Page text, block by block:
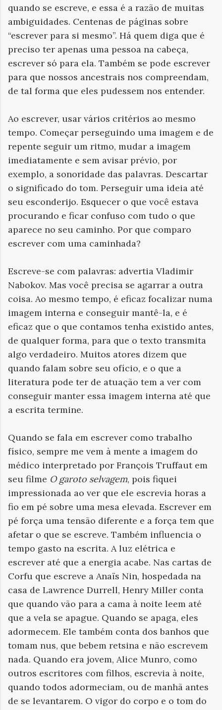
quando se escreve, e essa é a razão de muitas
ambiguidades. Centenas de páginas sobre
“escrever para si mesmo”. Há quem diga que é
preciso ter apenas uma pessoa na cabeça,
escrever só para ela. Também se pode escrever
para que nossos ancestrais nos compreendam,
de tal forma que eles pudessem nos entender.
Ao escrever, usar vários critérios ao mesmo
tempo. Começar perseguindo uma imagem e de
repente seguir um ritmo, mudar a imagem
imediatamente e sem avisar prévio, por
exemplo, a sonoridade das palavras. Descartar
o significado do tom. Perseguir uma ideia até
seu esconderijo. Esquecer o que você estava
procurando e ficar confuso com tudo o que
aparece no seu caminho. Por que comparo
escrever com uma caminhada?
Escreve-se com palavras: advertia Vladimir
Nabokov. Mas você precisa se agarrar a outra
coisa. Ao mesmo tempo, é eficaz focalizar numa
imagem interna e conseguir mantê-la, e é
eficaz que o que contamos tenha existido antes,
de qualquer forma, para que o texto transmita
algo verdadeiro. Muitos atores dizem que
quando falam sobre seu ofício, e o que a
literatura pode ter de atuação tem a ver com
conseguir manter essa imagem interna até que
a escrita termine.
Quando se fala em escrever como trabalho
físico, sempre me vem à mente a imagem do
médico interpretado por François Truffaut em
seu filme O garoto selvagem, pois fiquei
impressionada ao ver que ele escrevia horas a
fio em pé sobre uma mesa elevada. Escrever em
pé força uma tensão diferente e a força tem que
afetar o que se escreve. Também influencia o
tempo gasto na escrita. A luz elétrica e
escrever até que a energia acabe. Nas cartas de
Corfu que escreve a Anaïs Nin, hospedada na
casa de Lawrence Durrell, Henry Miller conta
que quando vão para a cama à noite leem até
que a vela se apague. Quando se apaga, eles
adormecem. Ele também conta dos banhos que
tomam nus, que bebem retsina e não escrevem
nada. Quando era jovem, Alice Munro, como
outros escritores com filhos, escrevia à noite,
quando todos adormeciam, ou de manhã antes
de se levantarem. O vigor do corpo e o tom do